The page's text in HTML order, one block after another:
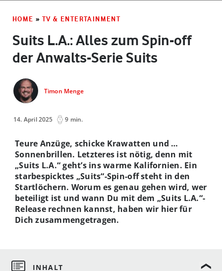
HOME » TV & ENTERTAINMENT
Suits L.A.: Alles zum Spin-off
der Anwalts-Serie Suits
Timon Menge
14. April 2025 9 min.
Teure Anzüge, schicke Krawatten und …
Sonnenbrillen. Letzteres ist nötig, denn mit
„Suits L.A.“ geht’s ins warme Kalifornien. Ein
starbespicktes „Suits“-Spin-off steht in den
Startlöchern. Worum es genau gehen wird, wer
beteiligt ist und wann Du mit dem „Suits L.A.“-
Release rechnen kannst, haben wir hier für
Dich zusammengetragen.